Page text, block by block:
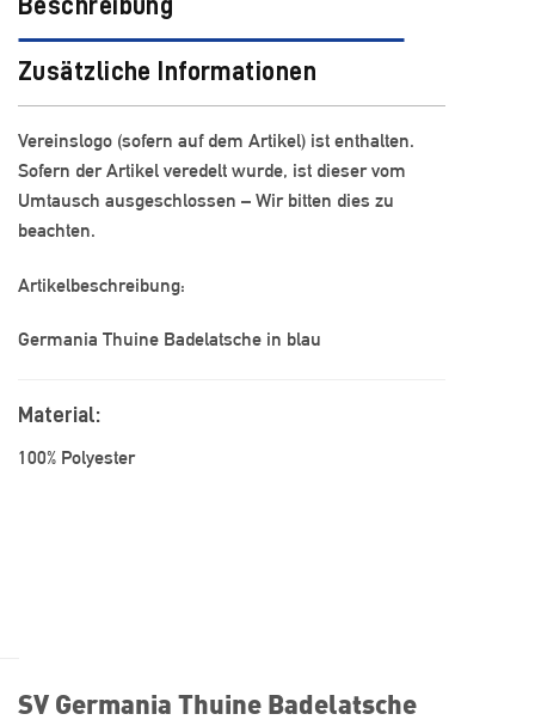
Beschreibung
Zusätzliche Informationen
Vereinslogo (sofern auf dem Artikel) ist enthalten.
Sofern der Artikel veredelt wurde, ist dieser vom
Umtausch ausgeschlossen – Wir bitten dies zu
beachten.
Artikelbeschreibung:
Germania Thuine Badelatsche in blau
Material:
100% Polyester
SV Germania Thuine Badelatsche